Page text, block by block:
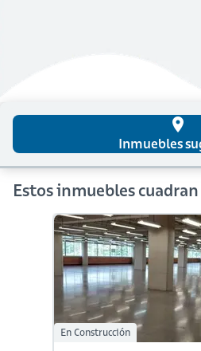
place
Inmuebles
Estos inmuebles
En Construcción